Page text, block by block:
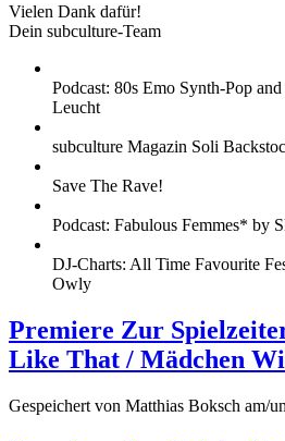
Vielen Dank dafür!
Dein subculture-Team
Podcast: 80s Emo Synth-Pop
Leucht
subculture Magazin Soli
Save The Rave!
Podcast: Fabulous Femmes* by
DJ-Charts: All Time Favourite
Owly
Premiere Zur
Like That / Mädchen
Gespeichert von Matthias Boksch am/